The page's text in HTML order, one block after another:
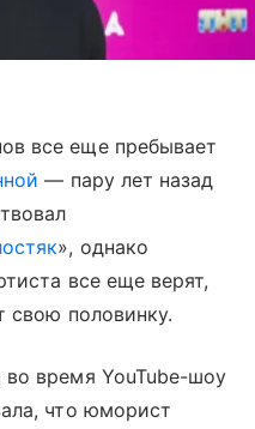
все еще пребывает
— пару лет назад
», однако
все еще верят,
свою половинку.
во время YouTube-шоу
что юморист